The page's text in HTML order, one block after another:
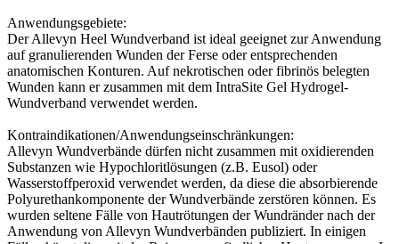
Anwendungsgebiete:
Der Allevyn Heel Wundverband ist ideal geeignet zur Anwendung
auf granulierenden Wunden der Ferse oder entsprechenden
anatomischen Konturen. Auf nekrotischen oder fibrinös belegten
Wunden kann er zusammen mit dem IntraSite Gel Hydrogel-
Wundverband verwendet werden.
Kontraindikationen/Anwendungseinschränkungen:
Allevyn Wundverbände dürfen nicht zusammen mit oxidierenden
Substanzen wie Hypochloritlösungen (z.B. Eusol) oder
Wasserstoffperoxid verwendet werden, da diese die absorbierende
Polyurethankomponente der Wundverbände zerstören können. Es
wurden seltene Fälle von Hautrötungen der Wundränder nach der
Anwendung von Allevyn Wundverbänden publiziert. In einigen